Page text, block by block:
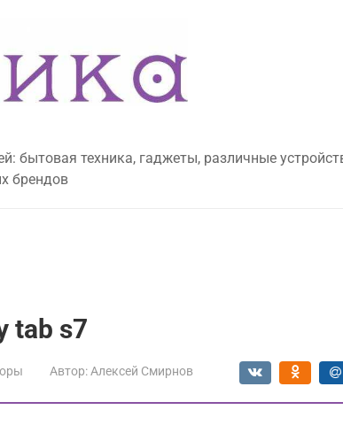
бытовая техника, гаджеты, различные
брендов
tab s7
Автор: Алексей Смирнов